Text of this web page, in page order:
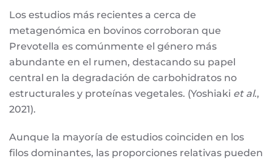
Los estudios más recientes a cerca de
metagenómica en bovinos corroboran que
Prevotella es comúnmente el género más
abundante en el rumen, destacando su papel
central en la degradación de carbohidratos no
estructurales y proteínas vegetales. (Yoshiaki et al.,
2021).
Aunque la mayoría de estudios coinciden en los
filos dominantes, las proporciones relativas pueden